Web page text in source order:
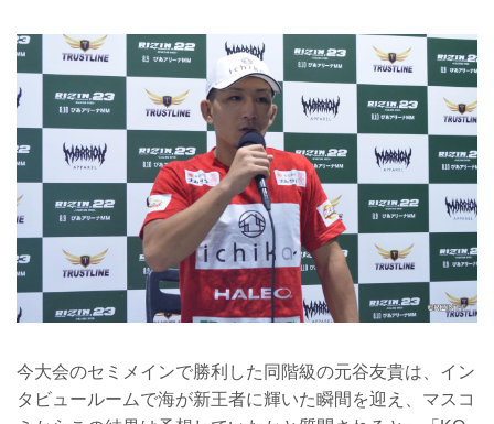
今大会のセミメインで勝利した同階級の元谷友貴は、イン
タビュールームで海が新王者に輝いた瞬間を迎え、マスコ